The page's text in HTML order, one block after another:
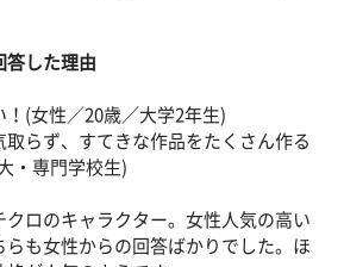
した理由
！(女性／20歳／大学2年生)
取らず、すてきな作品をたくさん作る
・専門学校生)
ロのキャラクター。女性人気の高い
も女性からの回答ばかりでした。ほ